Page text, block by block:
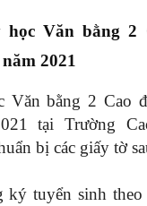
Văn bằng 2
2021
Văn bằng 2 Cao
tại Trường
bị các giấy tờ
ký tuyển sinh